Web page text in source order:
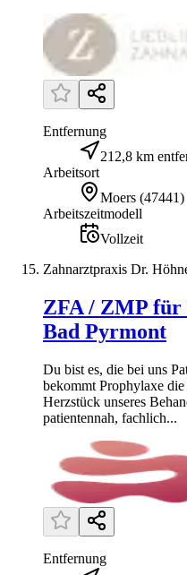
Entfernung
212,8 km
Arbeitsort
Moers (47441)
Arbeitszeitmodell
Vollzeit
Zahnarztpraxis Dr.
ZFA / ZMP für
Bad Pyrmont
Du bist es, die bei uns
bekommt Prophylaxe
Herzstück unseres
patientennah, fachlich...
Entfernung